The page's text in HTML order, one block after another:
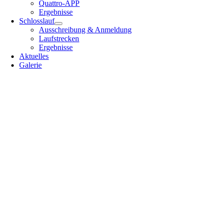
Quattro-APP
Ergebnisse
Schlosslauf
Ausschreibung & Anmeldung
Laufstrecken
Ergebnisse
Aktuelles
Galerie